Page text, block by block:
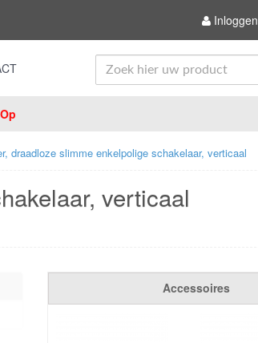
Inloggen
draadloze slimme enkelpolige schakelaar, verticaal
verticaal
Accessoires